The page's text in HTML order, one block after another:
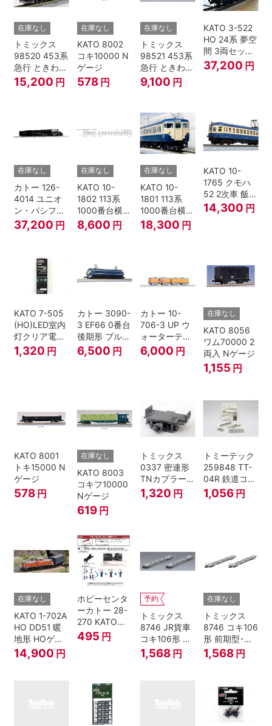
在庫なし
トミックス
98520 453系
急行 ときわ
基本4両セッ
ト Nゲージ
15,200 円
在庫なし
KATO 8002
コキ10000 N
ゲージ
578 円
在庫なし
トミックス
98521 453系
急行 ときわ
増結3両セッ
ト Nゲージ
9,100 円
KATO 3-522
HO 24系 夢空
間 3両セット
HOゲージ
37,200 円
在庫なし
カトー 126-
4014 ユニオ
ン・パシフィ
ック鉄道 ビッ
グボーイ＃
37,200 円
在庫なし
KATO 10-
1802 113系
1000番台横須
賀・総武快速
線 増結4両セ
8,600 円
在庫なし
KATO 10-
1801 113系
1000番台横須
賀・総武快速
線 基本7両セ
18,300 円
KATO 10-
1765 クモハ
52 2次車 飯田
線 4両セット
Nゲージ
14,300 円
KATO 7-505
(HO)LED室内
灯クリア電球
色
1,320 円
カトー 3090-
3 EF66 0番台
後期形 ブルー
トレイン牽引
機
6,500 円
カトー 10-
706-3 UP ウ
ォーターテン
ダー 2両入
6,000 円
在庫なし
KATO 8056
ワム70000 2
両入 Nゲージ
1,155 円
KATO 8001
トキ15000 N
ゲージ
578 円
在庫なし
KATO 8003
コキフ10000
Nゲージ
619 円
トミックス
0337 密連形
TNカプラー
(6個入・SPタ
イプ)
1,320 円
トミーテック
259848 TT-
04R 鉄道コレ
クション
1,056 円
在庫なし
KATO 1-702A
HO DD51 暖
地形 HOゲー
ジ
14,900 円
ホビーセンタ
ーカトー 28-
270 KATOナ
ックルカプラ
ー 黒 センタ
495 円
予約
トミックス
8746 JR貨車
コキ106形 前
期型･新塗装･
コンテナな
1,568 円
在庫なし
トミックス
8746 コキ106
形 前期型･新
塗装･コンテ
ナなし･2両セ
1,568 円